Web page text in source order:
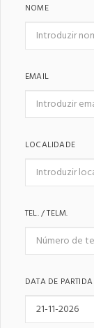
NOME
EMAIL
LOCALIDADE
TEL. / TELM.
DATA DE PARTIDA